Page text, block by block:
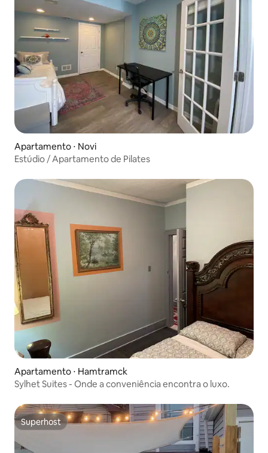
Apartamento ⋅ Novi
Estúdio / Apartamento de Pilates
Apartamento ⋅ Hamtramck
Sylhet Suites - Onde a conveniência encontra o luxo.
Superhost
Superhost